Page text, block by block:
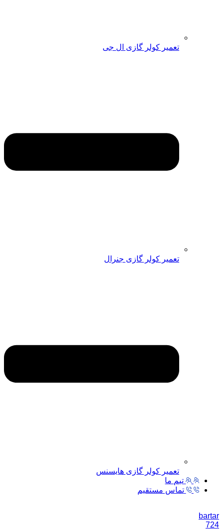
تعمیر کولر گازی ال جی
تعمیر کولر گازی جنرال
تعمیر کولر گازی هایسنس
تیم ما
تماس مستقیم
bartar
724